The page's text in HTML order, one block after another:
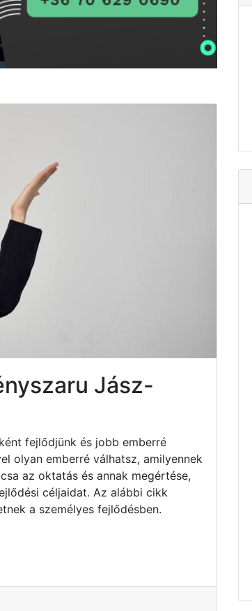
Jász-
fejlődjünk és jobb emberré
olyan emberré válhatsz, amilyennek
az oktatás és annak megértése,
céljaidat. Az alábbi cikk
a személyes fejlődésben.